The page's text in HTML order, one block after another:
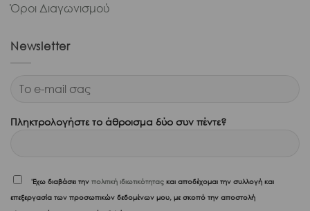
Όροι Διαγωνισμού
Newsletter
Πληκτρολογήστε το άθροισμα δύο συν πέντε?
'Εχω διαβάσει την πολιτική ιδιωτικότητας και αποδέχομαι την συλλογή και
επεξεργασία των προσωπικών δεδομένων μου, με σκοπό την αποστολή